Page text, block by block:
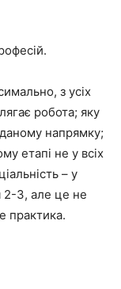
з усіх
робота; яку
даному напрямку;
етапі не у всіх
– у
2-3, але це не
практика.